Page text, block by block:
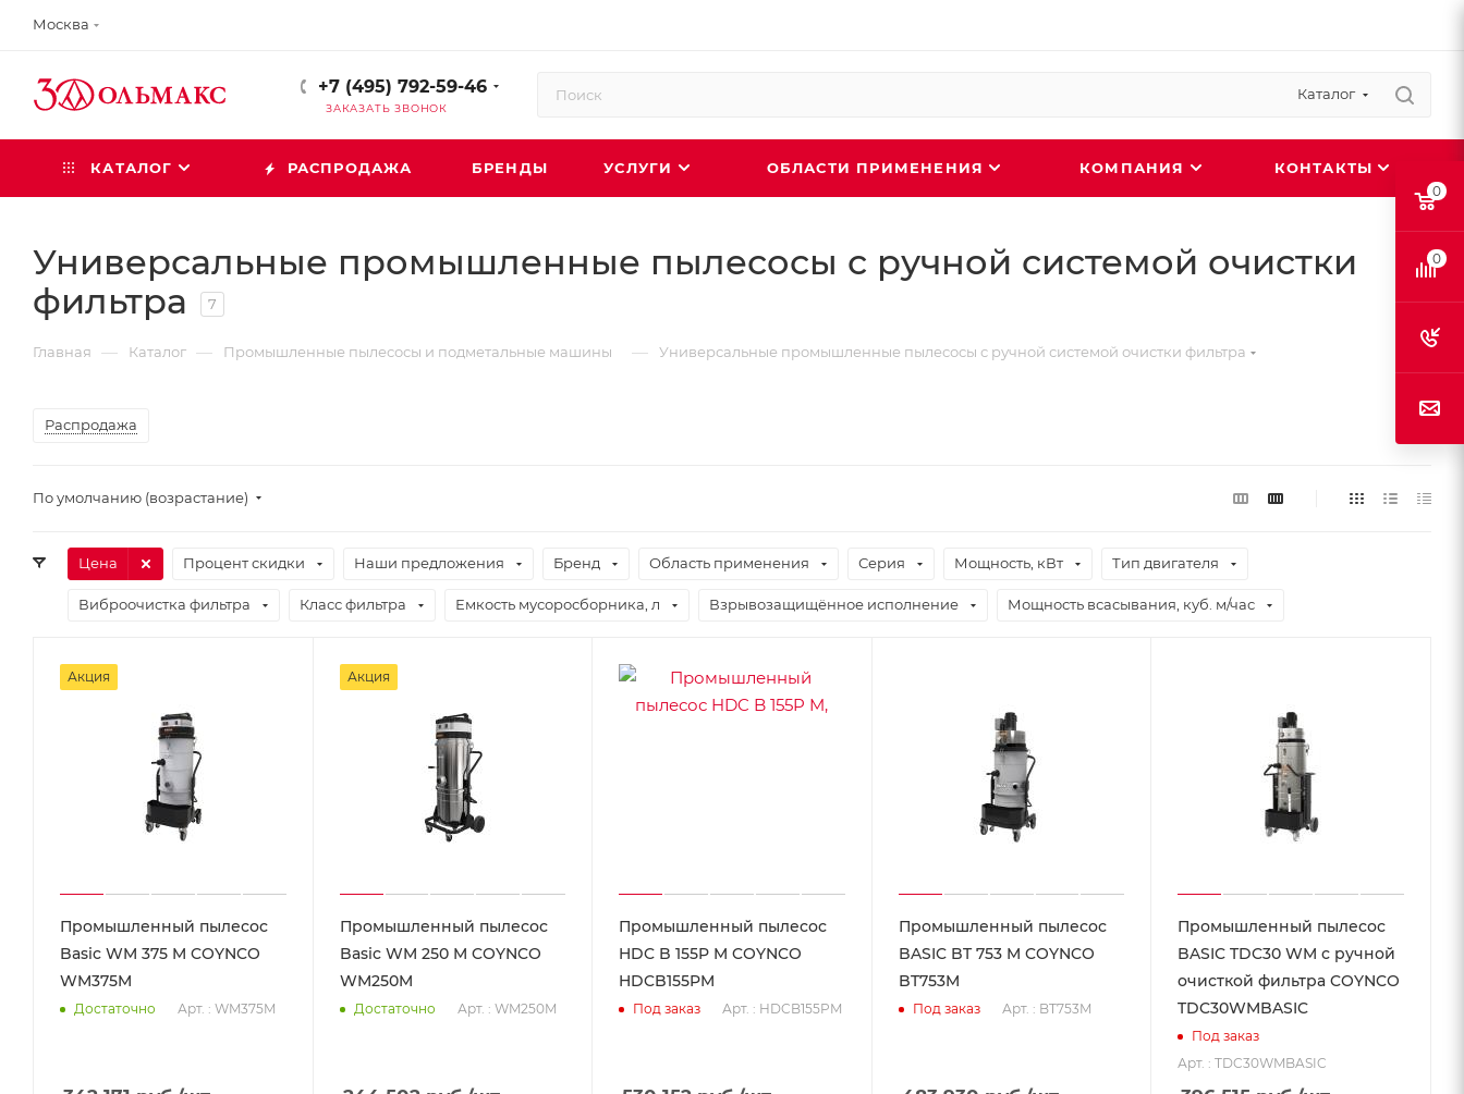
Москва
+7 (495) 792-59-46
ЗАКАЗАТЬ ЗВОНОК
Каталог
КАТАЛОГ РАСПРОДАЖА БРЕНДЫ УСЛУГИ ОБЛАСТИ ПРИМЕНЕНИЯ КОМПАНИЯ КОНТАКТЫ
Универсальные промышленные пылесосы с ручной системой очистки
фильтра
7
Главная — Каталог — Промышленные пылесосы и подметальные машины — Универсальные промышленные пылесосы с ручной системой очистки фильтра
Распродажа
По умолчанию (возрастание)
Цена Процент скидки Наши предложения Бренд Область применения Серия Мощность, кВт Тип двигателя
Виброочистка фильтра Класс фильтра Емкость мусоросборника, л Взрывозащищённое исполнение Мощность всасывания, куб. м/час
Акция
Промышленный пылесос
Basic WM 375 M COYNCO
WM375M
Достаточно Арт. : WM375M
Акция
Промышленный пылесос
Basic WM 250 M COYNCO
WM250M
Достаточно Арт. : WM250M
Промышленный пылесос
HDC B 155P M COYNCO
HDCB155PM
Под заказ Арт. : HDCB155PM
Промышленный пылесос
BASIC BT 753 M COYNCO
BT753M
Под заказ Арт. : BT753M
Промышленный пылесос
BASIC TDC30 WM с ручной
очисткой фильтра COYNCO
TDC30WMBASIC
Под заказ
Арт. : TDC30WMBASIC
0
0